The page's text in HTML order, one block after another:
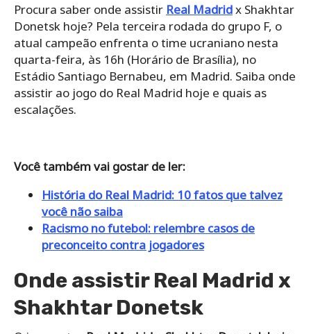
Procura saber onde assistir Real Madridx Shakhtar
Donetsk hoje? Pela terceira rodada do grupo F, o
atual campeão enfrenta o time ucraniano nesta
quarta-feira, às 16h (Horário de Brasília), no
Estádio Santiago Bernabeu, em Madrid. Saiba onde
assistir ao jogo do Real Madrid hoje e quais as
escalações.
Você também vai gostar de ler:
História do Real Madrid: 10 fatos que talvez
você não saiba
Racismo no futebol: relembre casos de
preconceito contra jogadores
Onde assistir Real Madrid x
Shakhtar Donetsk